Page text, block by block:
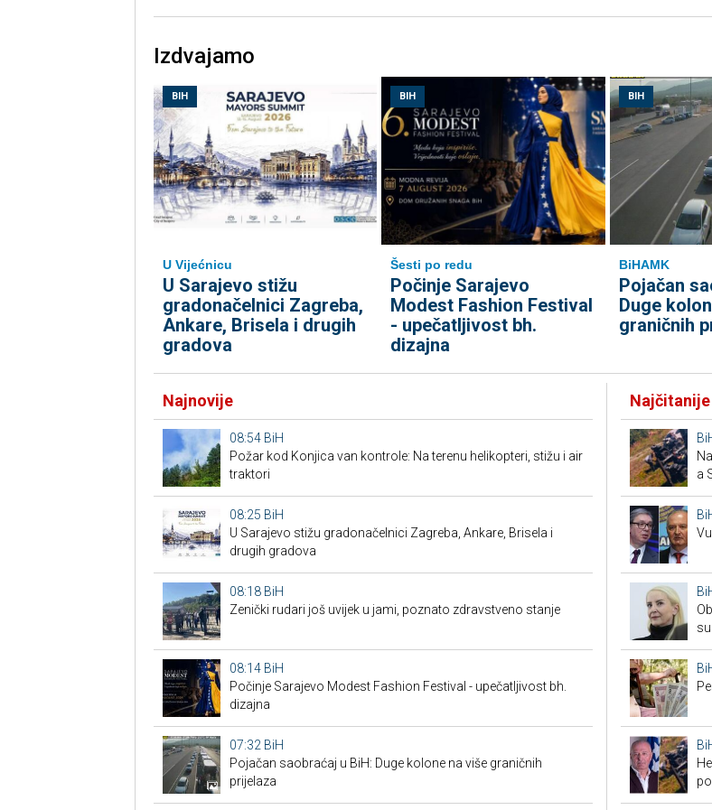
Izdvajamo
BIH
U Vijećnicu
U Sarajevo stižu
gradonačelnici Zagreba,
Ankare, Brisela i drugih
gradova
BIH
Šesti po redu
Počinje Sarajevo
Modest Fashion Festival
- upečatljivost bh.
dizajna
BIH
BiHAMK
Pojačan
Duge
graničnih
Najnovije
08:54 BiH
Požar kod Konjica van kontrole: Na terenu helikopteri, stižu i air
traktori
08:25 BiH
U Sarajevo stižu gradonačelnici Zagreba, Ankare, Brisela i
drugih gradova
08:18 BiH
Zenički rudari još uvijek u jami, poznato zdravstveno stanje
08:14 BiH
Počinje Sarajevo Modest Fashion Festival - upečatljivost bh.
dizajna
07:32 BiH
Pojačan saobraćaj u BiH: Duge kolone na više graničnih
prijelaza
Najčitanije
a